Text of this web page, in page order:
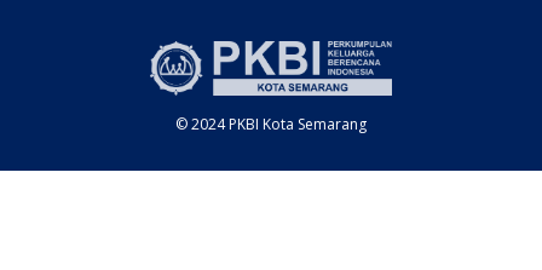
© 2024 PKBI Kota Semarang